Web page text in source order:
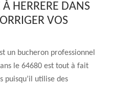
HERRERE DANS
VOS
un bucheron professionnel
le 64680 est tout à fait
puisqu’il utilise des